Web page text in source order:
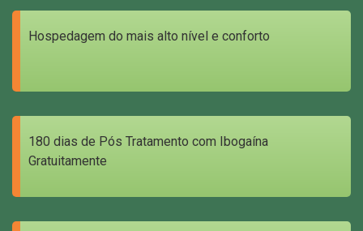
Hospedagem do mais alto nível e conforto
180 dias de Pós Tratamento com Ibogaína
Gratuitamente